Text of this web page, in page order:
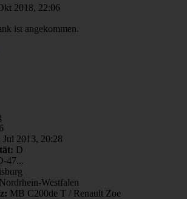
2018, 22:06
ist angekommen.
Jul 2013, 20:28
D
47...
Nordrhein-Westfalen
MB C200de T / Renault Zoe